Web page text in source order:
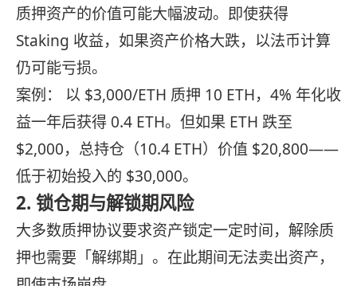
质押资产的价值可能大幅波动。即使获得
Staking 收益，如果资产价格大跌，以法币计算
仍可能亏损。
案例： 以 $3,000/ETH 质押 10 ETH，4% 年化收
益一年后获得 0.4 ETH。但如果 ETH 跌至
$2,000，总持仓（10.4 ETH）价值 $20,800——
低于初始投入的 $30,000。
2. 锁仓期与解锁期风险
大多数质押协议要求资产锁定一定时间，解除质
押也需要「解绑期」。在此期间无法卖出资产，